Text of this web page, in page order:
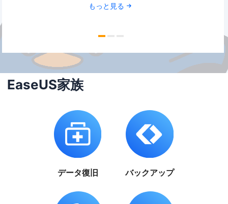
もっと見る
EaseUS家族
データ復旧 バックアップ